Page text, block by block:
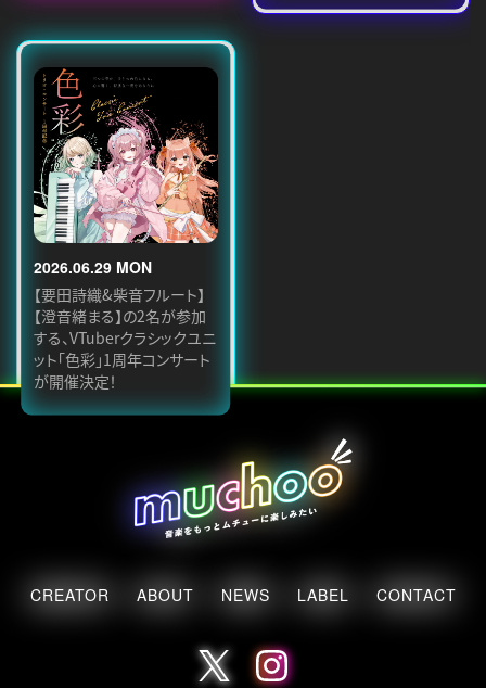
2026.06.29 MON
【要田詩織&柴音フルート】
【澄音緒まる】の2名が参加
する、VTuberクラシックユニ
ット「色彩」1周年コンサート
が開催決定！
CREATOR ABOUT NEWS LABEL CONTACT